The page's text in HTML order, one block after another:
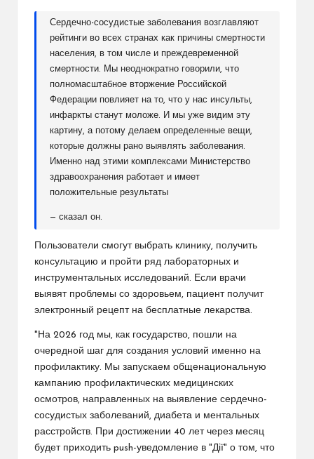
Сердечно-сосудистые заболевания возглавляют
рейтинги во всех странах как причины смертности
населения, в том числе и преждевременной
смертности. Мы неоднократно говорили, что
полномасштабное вторжение Российской
Федерации повлияет на то, что у нас инсульты,
инфаркты станут моложе. И мы уже видим эту
картину, а потому делаем определенные вещи,
которые должны рано выявлять заболевания.
Именно над этими комплексами Министерство
здравоохранения работает и имеет
положительные результаты
— сказал он.
Пользователи смогут выбрать клинику, получить
консультацию и пройти ряд лабораторных и
инструментальных исследований. Если врачи
выявят проблемы со здоровьем, пациент получит
электронный рецепт на бесплатные лекарства.
"На 2026 год мы, как государство, пошли на
очередной шаг для создания условий именно на
профилактику. Мы запускаем общенациональную
кампанию профилактических медицинских
осмотров, направленных на выявление сердечно-
сосудистых заболеваний, диабета и ментальных
расстройств. При достижении 40 лет через месяц
будет приходить push-уведомление в "Дії" о том, что